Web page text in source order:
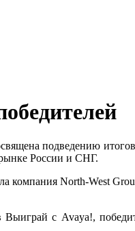
подведению
России и СНГ.
North-West
с Avaya!,